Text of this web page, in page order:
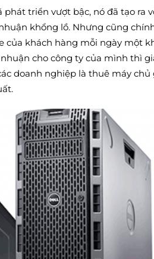
triển vượt bậc, nó đã tạo ra
khổng lồ. Nhưng cũng
khách hàng mỗi ngày một
cho công ty của mình thì
doanh nghiệp là thuê máy